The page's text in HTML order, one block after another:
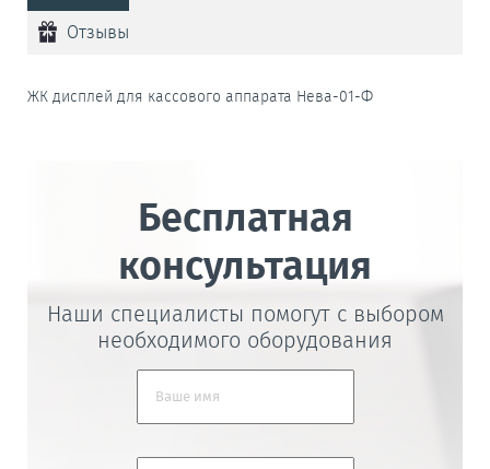
Отзывы
ЖК дисплей для кассового аппарата Нева-01-Ф
Бесплатная
консультация
Наши специалисты помогут с выбором
необходимого оборудования